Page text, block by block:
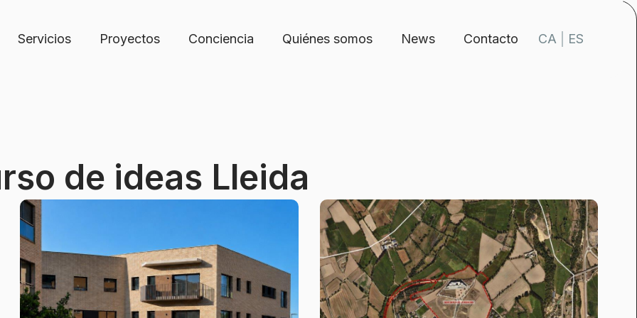
Servicios Proyectos Conciencia Quiénes somos News Contacto
de ideas Lleida